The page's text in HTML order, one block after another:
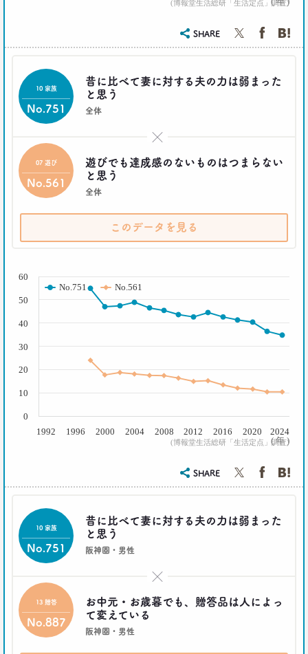
2017.06.12
｢もう欲しいモノなんてないよね～｣
って本当か？
博報堂買物研究所 上席研究員
2017.03.29
茶色く染まる、日本の食卓
生活総研 上席研究員
2017.03.02
十河瑠璃
トランプ勝利―自国第一・内向き志向はアメリカだ
け？
生活総研 上席研究員
三矢正浩
博報堂 こそだて家族研究所
生活定点から見えてくる、｢新しい大人の関係性消
費｣
博報堂 新しい大人文化研究所
安並まりや
「何を見ているのか言ってごらんなさい。あなたが
どんな人だか言ってみせましょう」
博報堂ＤＹメディアパートナーズ メディア環境研究所 主席研究員
藤原将史
(博報堂生活総研「生活定点」調査)
SHARE
昔に比べて妻に対する夫の力は弱まった
と思う
全体
10 家族
No.751
遊びでも達成感のないものはつまらない
と思う
全体
07 遊び
No.561
このデータを見る
( 年 )
(博報堂生活総研「生活定点」調査)
No.751 No.561
1992 1996 2000 2004 2008 2012 2016 2020 2024
30
40
50
60
0
10
20
SHARE
昔に比べて妻に対する夫の力は弱まった
と思う
阪神圏・男性
10 家族
No.751
お中元・お歳暮でも、贈答品は人によっ
て変えている
阪神圏・男性
13 贈答
No.887